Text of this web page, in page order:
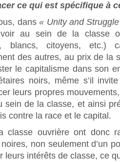
ce qui est spécifique à
dans« Unity and
au sein de la classe
blancs, citoyens, etc.)
des autres, au prix de la
le capitalisme dans son
noirs, même s’il
leurs propres
sein de la classe, et ainsi
contre la race et le capital.
classe ouvrière ont donc
non seulement d’un
leurs intérêts de classe, ce